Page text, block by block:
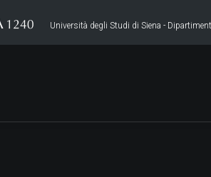
Università degli Studi di Siena -